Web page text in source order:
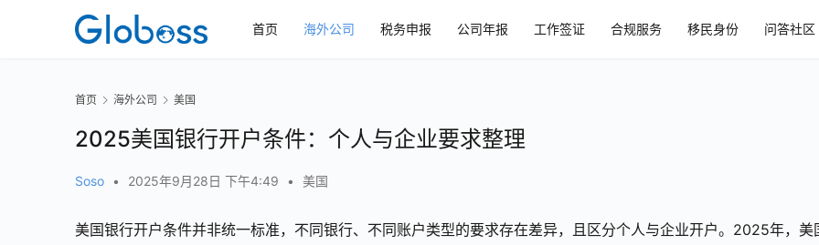
首页 海外公司 税务申报 公司年报 工作签证 合规服务 移民身份 问答社区
首页 海外公司 美国
2025美国银行开户条件：个人与企业要求整理
Soso • 2025年9月28日 下午4:49 • 美国
美国银行开户条件并非统一标准，不同银行、不同账户类型的要求存在差异，且区分个人与企业开户。2025年，美